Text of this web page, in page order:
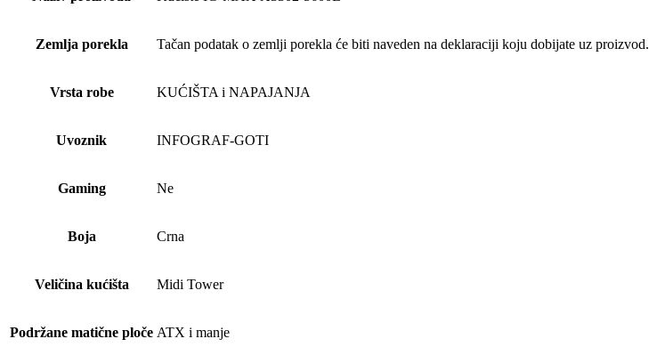
Zemlja porekla Tačan podatak o zemlji porekla će biti naveden na deklaraciji koju dobijate uz proizvod.
Vrsta robe KUĆIŠTA i NAPAJANJA
Uvoznik INFOGRAF-GOTI
Gaming Ne
Boja Crna
Veličina kućišta Midi Tower
Podržane matične ploče ATX i manje